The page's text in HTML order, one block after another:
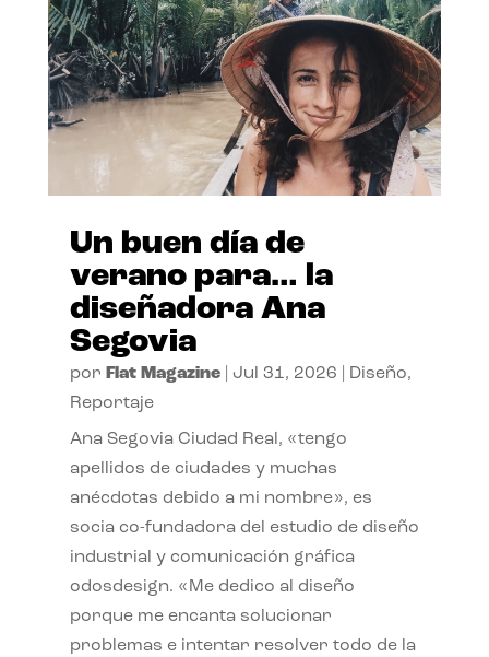
Un buen día de
verano para… la
diseñadora Ana
Segovia
por Flat Magazine| Jul 31, 2026 Diseño,
Reportaje
Ana Segovia Ciudad Real, «tengo
apellidos de ciudades y muchas
anécdotas debido a mi nombre», es
socia co-fundadora del estudio de diseño
industrial y comunicación gráfica
odosdesign. «Me dedico al diseño
porque me encanta solucionar
problemas e intentar resolver todo de la